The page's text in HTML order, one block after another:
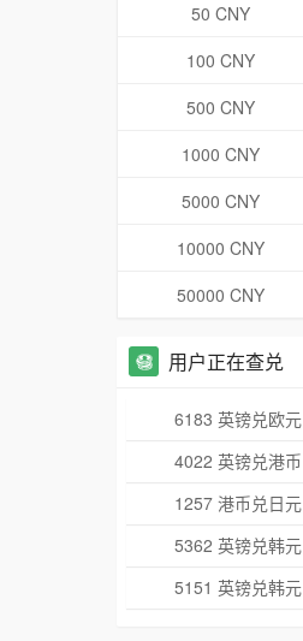
50 CNY
100 CNY
500 CNY
1000 CNY
5000 CNY
10000 CNY
50000 CNY
用户正在查兑
6183 英镑兑欧元
4022 英镑兑港币
1257 港币兑日元
5362 英镑兑韩元
5151 英镑兑韩元